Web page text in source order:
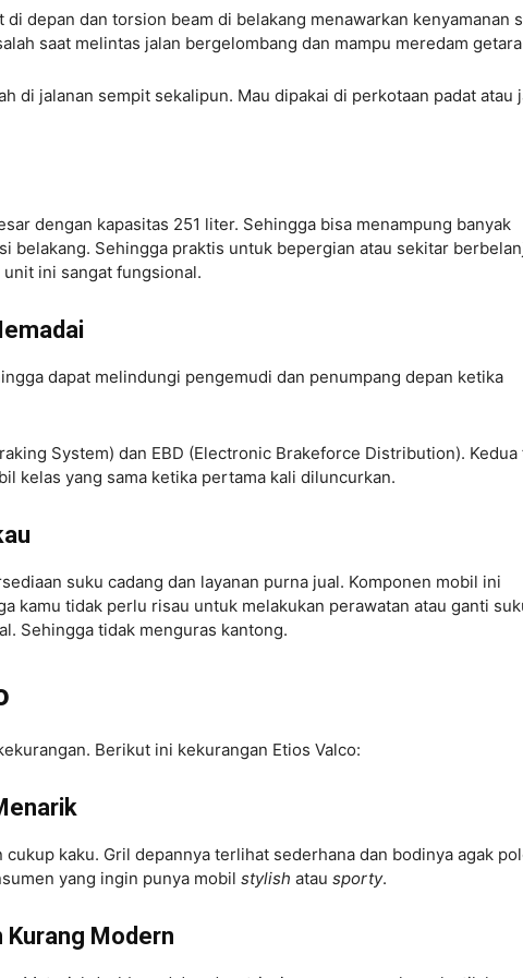
depan dan torsion beam di belakang menawarkan kenyamanan
saat melintas jalan bergelombang dan mampu meredam
di jalanan sempit sekalipun. Mau dipakai di perkotaan padat atau
dengan kapasitas 251 liter. Sehingga bisa menampung banyak
belakang. Sehingga praktis untuk bepergian atau sekitar
ini sangat fungsional.
dapat melindungi pengemudi dan penumpang depan ketika
System) dan EBD (Electronic Brakeforce Distribution).
kelas yang sama ketika pertama kali diluncurkan.
suku cadang dan layanan purna jual. Komponen mobil ini
kamu tidak perlu risau untuk melakukan perawatan atau ganti
Sehingga tidak menguras kantong.
Berikut ini kekurangan Etios Valco:
kaku. Gril depannya terlihat sederhana dan bodinya agak
yang ingin punya mobil stylish atau sporty.
Modern